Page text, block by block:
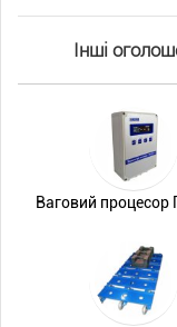
Інші
Ваговий